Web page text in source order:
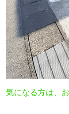
気になる方は、